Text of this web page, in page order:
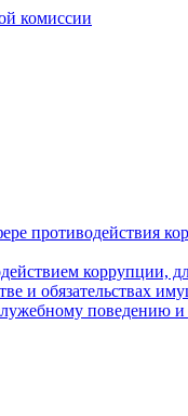
комиссии
противодействия
коррупции,
и обязательствах
поведению и